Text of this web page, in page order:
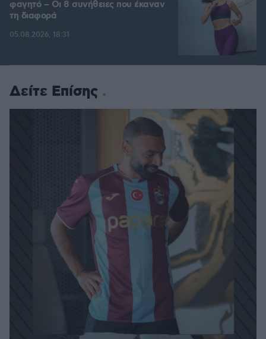
φαγητό – Οι 8 συνήθειες που έκαναν
τη διαφορά
05.08.2026, 18:31
Δείτε Επίσης